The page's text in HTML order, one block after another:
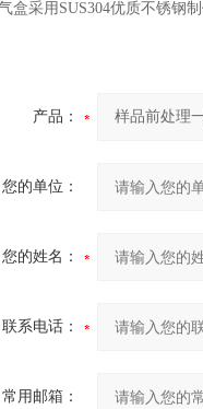
盒采用 SUS304优质不锈钢
产品：
您的单位：
您的姓名：
联系电话：
常用邮箱：